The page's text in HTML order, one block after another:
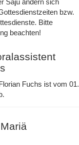
Saju ändern sich
bzw.
Bitte
beachten!
Fuchs ist vom 01.